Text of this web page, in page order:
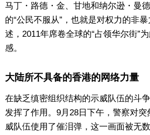
马丁・路德・金、甘地和纳尔逊・曼
的“公民不服从”，也就是对权力的非
述，2011年席卷全球的“占领华尔街”
感。
大陆所不具备的香港的网络力量
在缺乏缜密组织结构的示威队伍的斗
发挥了作用。9月28日下午，警察对
威队伍使用了催泪弹，这一画面被无